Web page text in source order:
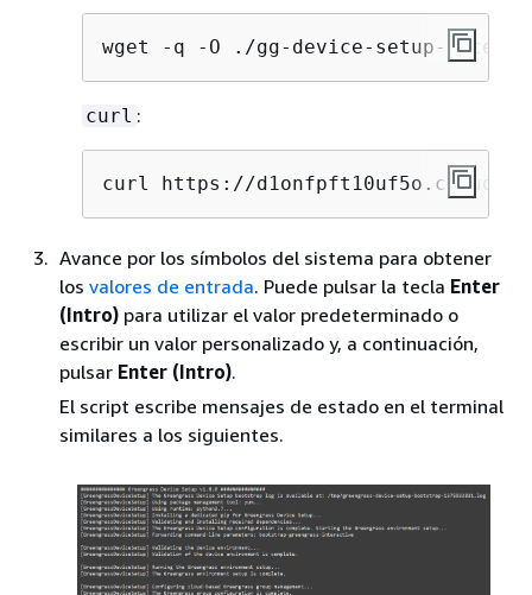
wget -q -O ./gg-device-setup-
curl :
curl https://
Avance por los símbolos del sistema para obtener
los valores de entrada. Puede pulsar la tecla Enter
(Intro) para utilizar el valor predeterminado o
escribir un valor personalizado y, a continuación,
pulsar Enter (Intro).
El script escribe mensajes de estado en el terminal
similares a los siguientes.